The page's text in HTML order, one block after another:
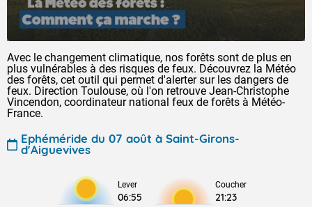
Avec le changement climatique, nos forêts sont de plus en
plus vulnérables à des risques de feux. Découvrez la Météo
des forêts, cet outil qui permet d'alerter sur les dangers de
feux. Direction Toulouse, où l'on retrouve Jean-Christophe
Vincendon, coordinateur national feux de forêts à Météo-
France.
Ephéméride du 07 août à Saint-Girons-
d'Aiguevives
Lever
06:55
Coucher
21:23